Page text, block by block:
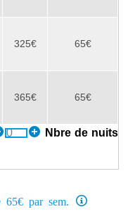
325€ 65€
365€ 65€
Nbre de nuits
65€ par sem.